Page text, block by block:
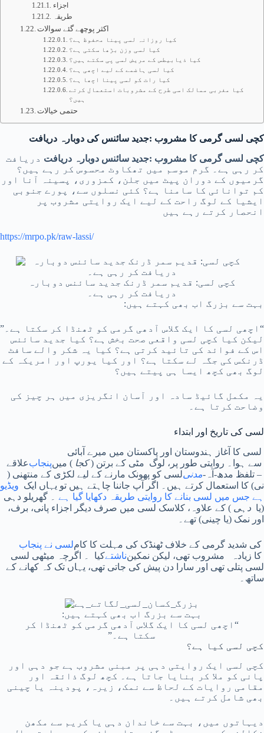
اجزاء
طریقہ
اکثر پوچھے گئے سوالات
کیا روزانہ لسی پینا محفوظ ہے؟
کیا لسی وزن بڑھا سکتی ہے؟
کیا ذیابیطس کے مریض لسی پی سکتے ہیں؟
کیا لسی ہاضمے کے لیے اچھی ہے؟
کیا رات کو لسی پینا اچھا ہے؟
کیا مغربی ممالک اسی طرح کے مشروبات استعمال کرتے
ہیں؟
حتمی خیالات
کچی لسی گرمی کا مشروب :جدید سائنس کی دوبارہ دریافت
کچی لسی گرمی کا مشروب :جدید سائنس دوبارہ دریافت دریافت
کر رہی ہے۔ گرم موسم میں تھکاوٹ محسوس کر رہے ہیں؟
گرمیوں کے دوران پیٹ میں جلن، کمزوری، پسینہ آنا اور
کم توانائی کا سامنا ہے؟ کئی نسلوں سے، پورے جنوبی
ایشیا کے لوگ راحت کے لیے ایک روایتی مشروب پر
انحصار کرتے رہے ہیں
https://mrpo.pk/raw-lassi/
کچی لسی: قدیم سمر ڈرنک جدید سائنس دوبارہ
دریافت کر رہی ہے۔
بہت سے بزرگ اب بھی کہتے ہیں:
“اچھی لسی کا ایک گلاس آدھی گرمی کو ٹھنڈا کر سکتا ہے۔”
لیکن کیا کچی لسی واقعی صحت بخش ہے؟ کیا جدید سائنس
اس کے فوائد کی تائید کرتی ہے؟ کیا یہ شکر والے سافٹ
ڈرنکس کی جگہ لے سکتا ہے؟ اور کیا یورپ اور امریکہ کے
لوگ بھی کچھ ایسا ہی پیتے ہیں؟
یہ مکمل گائیڈ سادہ اور آسان انگریزی میں ہر چیز کی
وضاحت کرتا ہے۔
لسی کی تاریخ اور ابتداء
لسی کا آغاز ہندوستان اور پاکستان میں میرے آبائی
علاقےپنجاب سے ہوا۔ روایتی طور پر، لوگ مٹی کے برتن (کجا ) میں
لسی کو پھونک مارنے کے لیے لکڑی کے منتھنی (مدنی– تلفظ مدھ-آہ-
نی) کا استعمال کرتے ہیں۔ اگر آپ جاننا چاہتے ہیں تو یہاں ایک ویڈیو
ہے جس میں لسی بنانے کا روایتی طریقہ دکھایا گیا ہے ۔ گھریلو دہی
(یا دہی ) کے علاوہ، کلاسک لسی میں صرف دیگر اجزاء پانی، برف،
اور نمک (یا چینی) تھے۔
لسی نے پنجابکی شدید گرمی کے خلاف ٹھنڈک کی مہلت کا کام
کیا ۔ اگرچہ میٹھی لسیناشتےکا زیادہ مشروب تھی، لیکن نمکین
لسی پتلی تھی اور سارا دن پیش کی جاتی تھی، یہاں تک کہ کھانے کے
ساتھ۔
بہت سے بزرگ اب بھی کہتے ہیں:
“اچھی لسی کا ایک گلاس آدھی گرمی کو ٹھنڈا کر
سکتا ہے۔”
کچی لسی کیا ہے؟
کچی لسی ایک روایتی دہی پر مبنی مشروب ہے جو دہی اور
پانی کو ملا کر بنایا جاتا ہے۔ کچھ لوگ ذائقہ اور
مقامی روایات کے لحاظ سے نمک، زیرہ، پودینہ یا چینی
بھی شامل کرتے ہیں۔
دیہاتوں میں، بہت سے خاندان دہی یا کریم سے مکھن